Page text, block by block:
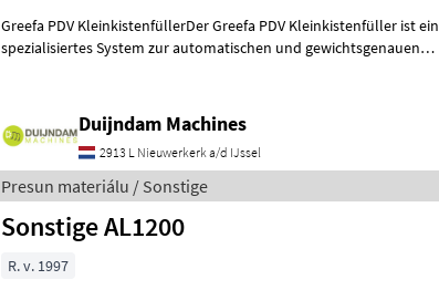
Greefa PDV KleinkistenfüllerDer Greefa PDV Kleinkistenfüller ist ein
spezialisiertes System zur automatischen und gewichtsgenauen
Duijndam Machines
2913 L Nieuwerkerk a/d IJssel
Presun materiálu / Sonstige
Sonstige AL1200
R. v. 1997